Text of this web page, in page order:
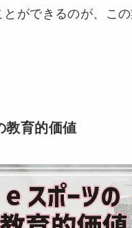
とができるのが、こ
教育的価値